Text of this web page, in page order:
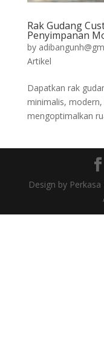
Rak Gudang
Penyimpanan
by
Artikel
Dapatkan rak
minimalis,
mengoptimalkan
Design by